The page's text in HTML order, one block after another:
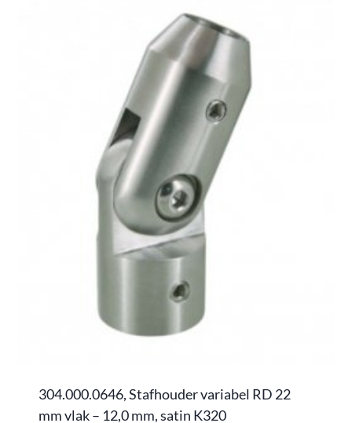
304.000.0646, Stafhouder variabel RD 22
mm vlak – 12,0 mm, satin K320